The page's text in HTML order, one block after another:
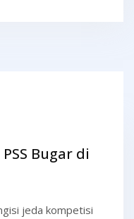
Bugar di
jeda kompetisi